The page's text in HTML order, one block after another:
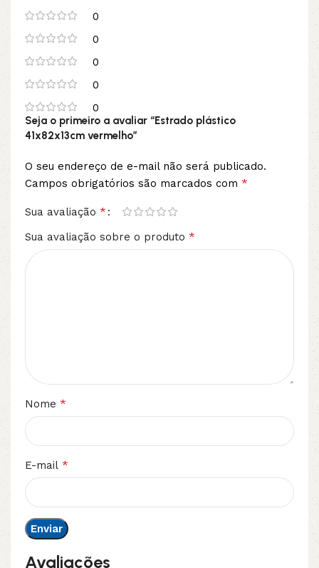
0
0
0
0
0
Avaliações
Seja o primeiro a avaliar “Estrado plástico
41x82x13cm vermelho”
O seu endereço de e-mail não será publicado.
Campos obrigatórios são marcados com *
Sua avaliação *
Sua avaliação sobre o produto *
Nome *
E-mail *